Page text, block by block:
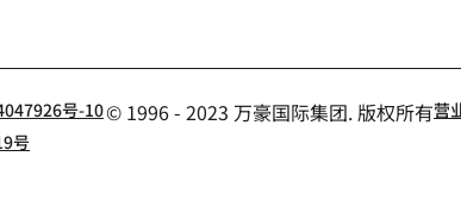
号-10© 1996 - 2023 万豪国际集团. 版权所有营
号